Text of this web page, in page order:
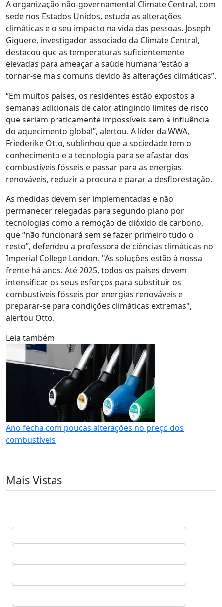
A organização não-governamental Climate Central, com
sede nos Estados Unidos, estuda as alterações
climáticas e o seu impacto na vida das pessoas. Joseph
Giguere, investigador associado da Climate Central,
destacou que as temperaturas suficientemente
elevadas para ameaçar a saúde humana “estão a
tornar-se mais comuns devido às alterações climáticas”.
“Em muitos países, os residentes estão expostos a
semanas adicionais de calor, atingindo limites de risco
que seriam praticamente impossíveis sem a influência
do aquecimento global”, alertou. A líder da WWA,
Friederike Otto, sublinhou que a sociedade tem o
conhecimento e a tecnologia para se afastar dos
combustíveis fósseis e passar para as energias
renováveis, reduzir a procura e parar a desflorestação.
As medidas devem ser implementadas e não
permanecer relegadas para segundo plano por
tecnologias como a remoção de dióxido de carbono,
que “não funcionará sem se fazer primeiro tudo o
resto”, defendeu a professora de ciências climáticas no
Imperial College London. "As soluções estão à nossa
frente há anos. Até 2025, todos os países devem
intensificar os seus esforços para substituir os
combustíveis fósseis por energias renováveis e
preparar-se para condições climáticas extremas",
alertou Otto.
Leia também
Ano fecha com poucas alterações no preço dos
combustíveis
Mais Vistas